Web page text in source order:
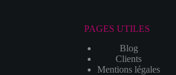
PAGES UTILES
Blog
Clients
Mentions légales